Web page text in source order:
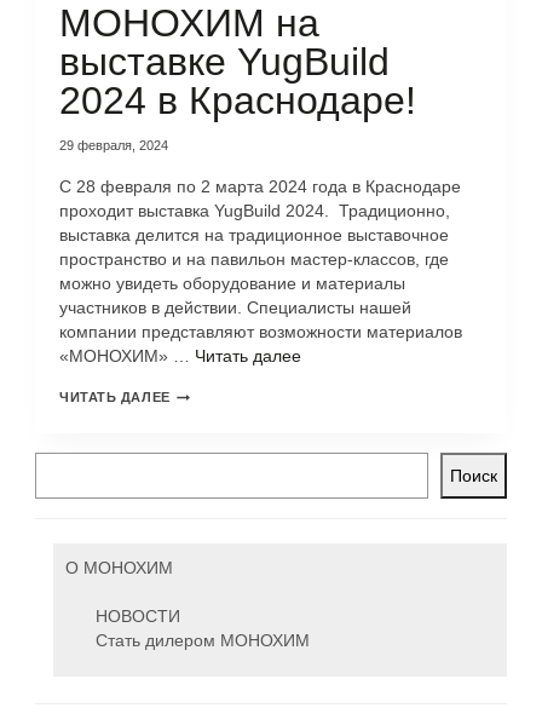
МОНОХИМ на
выставке YugBuild
2024 в Краснодаре!
29 февраля, 2024
С 28 февраля по 2 марта 2024 года в Краснодаре
проходит выставка YugBuild 2024. Традиционно,
выставка делится на традиционное выставочное
пространство и на павильон мастер-классов, где
можно увидеть оборудование и материалы
участников в действии. Специалисты нашей
компании представляют возможности материалов
«МОНОХИМ» … Читать далее
ЧИТАТЬ ДАЛЕЕ
Поиск
О МОНОХИМ
НОВОСТИ
Стать дилером МОНОХИМ